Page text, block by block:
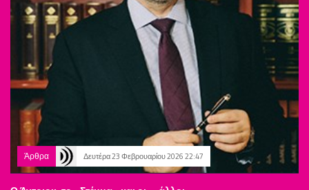
Άρθρα Δευτέρα 23 Φεβρουαρίου 2026 22:47